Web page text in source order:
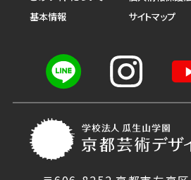
基本情報
サイトマップ